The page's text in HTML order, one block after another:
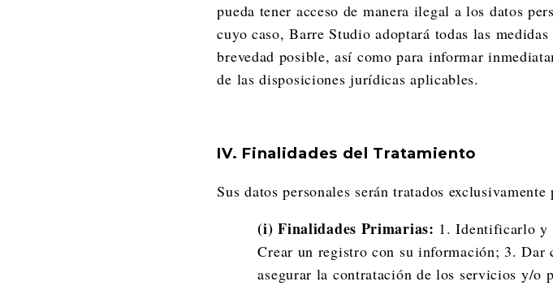
pueda tener acceso de manera ilegal a los datos
cuyo caso, Barre Studio adoptará todas las
brevedad posible, así como para informar
de las disposiciones jurídicas aplicables.
IV. Finalidades del Tratamiento
Sus datos personales serán tratados
(i) Finalidades Primarias: 1. Identificarlo y
Crear un registro con su información; 3.
asegurar la contratación de los servicios y/o